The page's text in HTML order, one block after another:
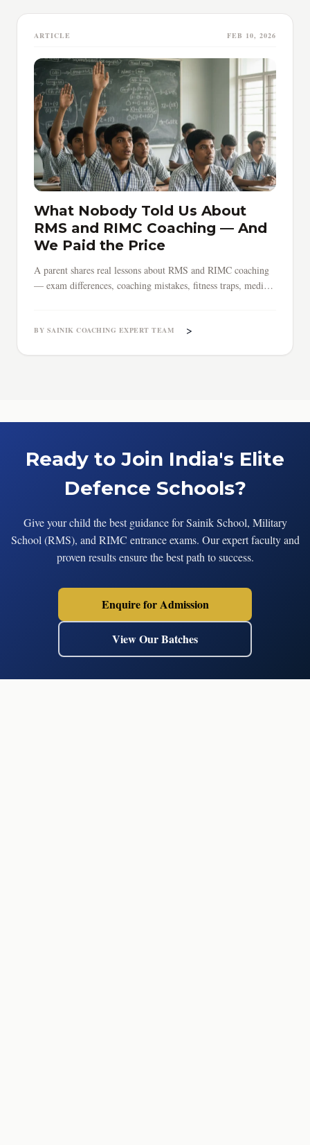
ARTICLE FEB 10, 2026
What Nobody Told Us About
RMS and RIMC Coaching — And
We Paid the Price
A parent shares real lessons about RMS and RIMC coaching
— exam differences, coaching mistakes, fitness traps, medical
BY SAINIK COACHING EXPERT TEAM >
Ready to Join India's Elite
Defence Schools?
Give your child the best guidance for Sainik School, Military
School (RMS), and RIMC entrance exams. Our expert faculty and
proven results ensure the best path to success.
Enquire for Admission
View Our Batches